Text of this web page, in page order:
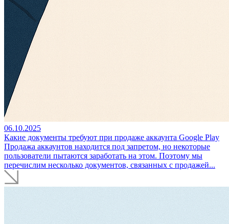
06.10.2025
Какие документы требуют при продаже аккаунта Google Play
Продажа аккаунтов находится под запретом, но некоторые
пользователи пытаются заработать на этом. Поэтому мы
перечислим несколько документов, связанных с продажей...